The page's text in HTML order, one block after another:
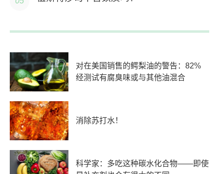
对在美国销售的鳄梨油的警告：82%
经测试有腐臭味或与其他油混合
消除苏打水！
科学家：多吃这种碳水化合物——即使